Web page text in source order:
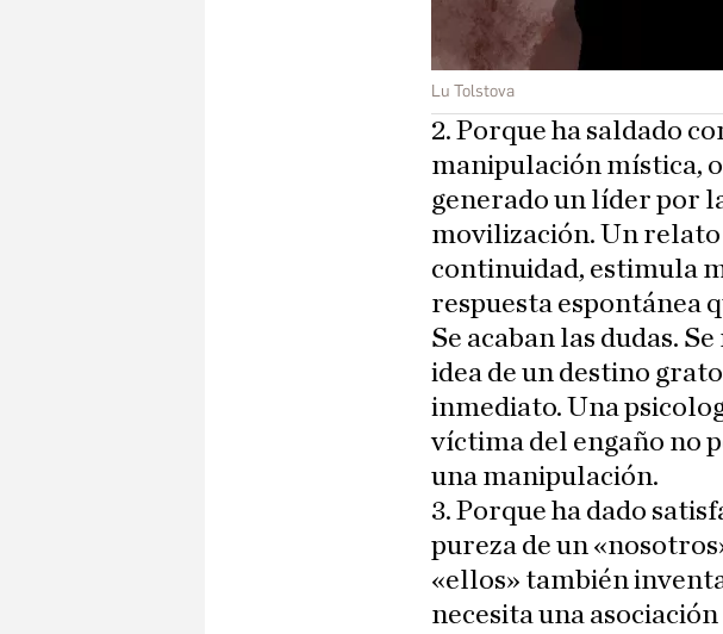
Lu Tolstova
2. Porque ha saldado
manipulación mística,
generado un líder por
movilización. Un relato
continuidad, estimula
respuesta espontánea
Se acaban las dudas.
idea de un destino
inmediato. Una
víctima del engaño no
una manipulación.
3. Porque ha dado
pureza de un
«ellos» también
necesita una